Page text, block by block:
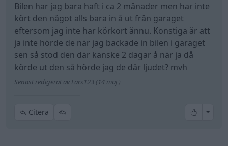
Bilen har jag bara haft i ca 2 månader men har inte
kört den något alls bara in å ut från garaget
eftersom jag inte har körkort ännu. Konstiga är att
ja inte hörde de när jag backade in bilen i garaget
sen så stod den där kanske 2 dagar å när ja då
körde ut den så hörde jag de där ljudet? mvh
Senast redigerat av Lars123 (14 maj )
Citera All